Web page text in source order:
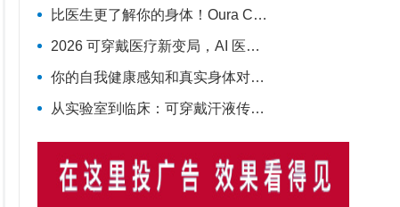
比医生更了解你的身体！Oura CEO说出可穿戴健康设备对医疗体系的革命
2026 可穿戴医疗新变局，AI 医疗级设备成核心增长引擎
你的自我健康感知和真实身体对不上，会缩短寿命！多国队列研究实锤
从实验室到临床：可穿戴汗液传感器的系统框架与发展路线图